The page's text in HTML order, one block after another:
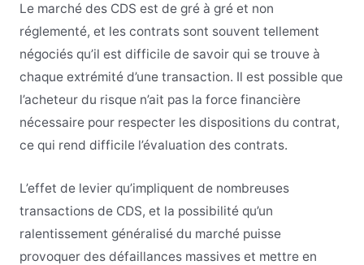
Le marché des CDS est de gré à gré et non
réglementé, et les contrats sont souvent tellement
négociés qu’il est difficile de savoir qui se trouve à
chaque extrémité d’une transaction. Il est possible que
l’acheteur du risque n’ait pas la force financière
nécessaire pour respecter les dispositions du contrat,
ce qui rend difficile l’évaluation des contrats.
L’effet de levier qu’impliquent de nombreuses
transactions de CDS, et la possibilité qu’un
ralentissement généralisé du marché puisse
provoquer des défaillances massives et mettre en